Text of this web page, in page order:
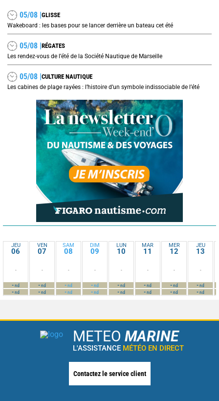
05/08 |GLISSE
Wakeboard : les bases pour se lancer derrière un bateau cet été
05/08 |RÉGATES
Les rendez-vous de l’été de la Société Nautique de Marseille
05/08 |CULTURE NAUTIQUE
Les cabines de plage rayées : l’histoire d’un symbole indissociable de l’été
JEU
06
-
-nd
-nd
VEN
07
-
-nd
-nd
SAM
08
-
-nd
-nd
DIM
09
-
-nd
-nd
LUN
10
-
-nd
-nd
MAR
11
-
-nd
-nd
MER
12
-
-nd
-nd
JEU
13
-
-nd
-nd
METEO MARINE
L'ASSISTANCE MÉTÉO EN DIRECT
Contactez le service client